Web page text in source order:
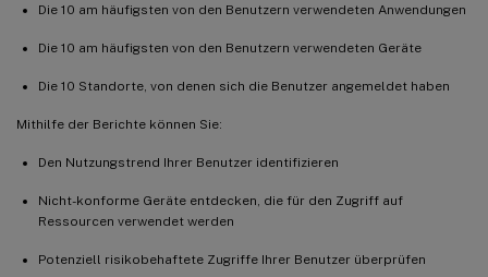
Die 10 am häufigsten von den Benutzern verwendeten Anwendungen
Die 10 am häufigsten von den Benutzern verwendeten Geräte
Die 10 Standorte, von denen sich die Benutzer angemeldet haben
Mithilfe der Berichte können Sie:
Den Nutzungstrend Ihrer Benutzer identifizieren
Nicht-konforme Geräte entdecken, die für den Zugriff auf
Ressourcen verwendet werden
Potenziell risikobehaftete Zugriffe Ihrer Benutzer überprüfen